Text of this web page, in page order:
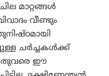
മാറ്റങ്ങൾ
വീണ്ടും
ചർച്ചകൾക്ക്
ഇതുവരെ ഈ